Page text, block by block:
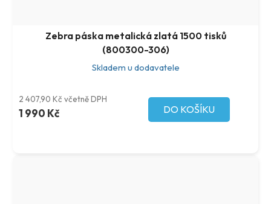
Zebra páska metalická zlatá 1500 tisků
(800300-306)
Skladem u dodavatele
2 407,90 Kč včetně DPH
1 990 Kč DO KOŠÍKU